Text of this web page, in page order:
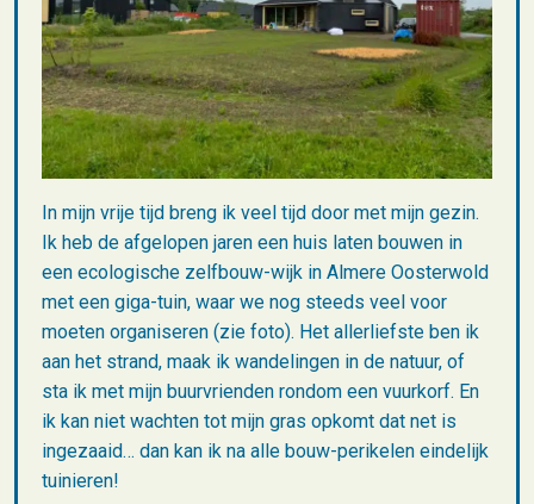
In mijn vrije tijd breng ik veel tijd door met mijn gezin.
Ik heb de afgelopen jaren een huis laten bouwen in
een ecologische zelfbouw-wijk in Almere Oosterwold
met een giga-tuin, waar we nog steeds veel voor
moeten organiseren (zie foto). Het allerliefste ben ik
aan het strand, maak ik wandelingen in de natuur, of
sta ik met mijn buurvrienden rondom een vuurkorf. En
ik kan niet wachten tot mijn gras opkomt dat net is
ingezaaid… dan kan ik na alle bouw-perikelen eindelijk
tuinieren!